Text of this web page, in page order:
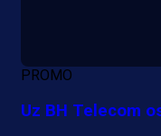
PROMO
Uz BH Telecom